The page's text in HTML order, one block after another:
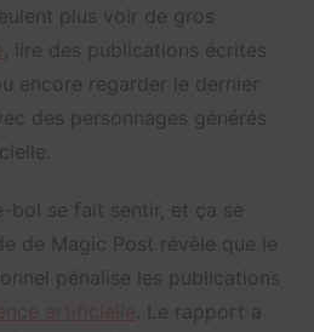
plus voir de gros
, lire des publications écrites
encore regarder le dernier
des personnages générés
bol se fait sentir, et ça se
de Magic Post révèle que le
pénalise les publications
. Le rapport a